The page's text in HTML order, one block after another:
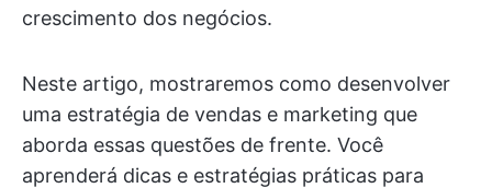
crescimento dos negócios.
Neste artigo, mostraremos como desenvolver
uma estratégia de vendas e marketing que
aborda essas questões de frente. Você
aprenderá dicas e estratégias práticas para